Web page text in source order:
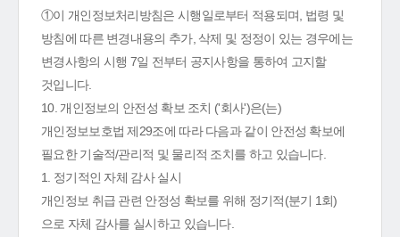
①이 개인정보처리방침은 시행일로부터 적용되며, 법령 및
방침에 따른 변경내용의 추가, 삭제 및 정정이 있는 경우에는
변경사항의 시행 7일 전부터 공지사항을 통하여 고지할
것입니다.
10. 개인정보의 안전성 확보 조치 ('회사')은(는)
개인정보보호법 제29조에 따라 다음과 같이 안전성 확보에
필요한 기술적/관리적 및 물리적 조치를 하고 있습니다.
1. 정기적인 자체 감사 실시
개인정보 취급 관련 안정성 확보를 위해 정기적(분기 1회)
으로 자체 감사를 실시하고 있습니다.